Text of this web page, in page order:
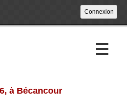
à venir
à Bécancour